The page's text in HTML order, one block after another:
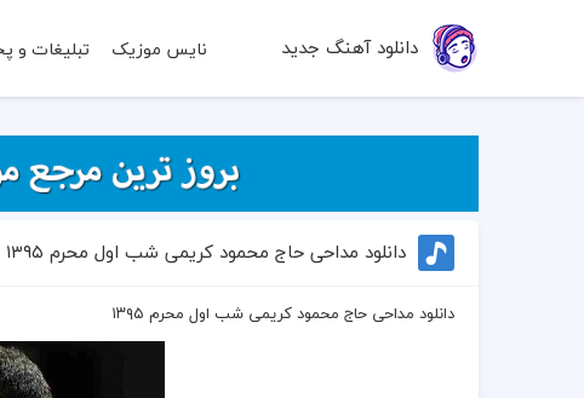
دانلود آهنگ جدید نایس موزیک تبلیغات
دانلود مداحی حاج محمود کریمی شب اول محرم ۱۳۹۵
دانلود مداحی حاج محمود کریمی شب اول محرم ۱۳۹۵